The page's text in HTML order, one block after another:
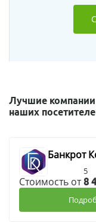
Лучшие
наших
Банкрот
5
Стоимость от8